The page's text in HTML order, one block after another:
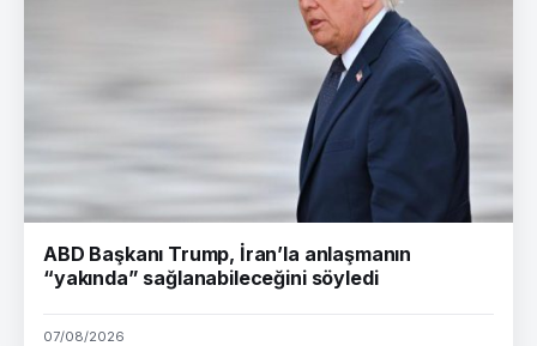
ABD Başkanı Trump, İran’la anlaşmanın
“yakında” sağlanabileceğini söyledi
07/08/2026